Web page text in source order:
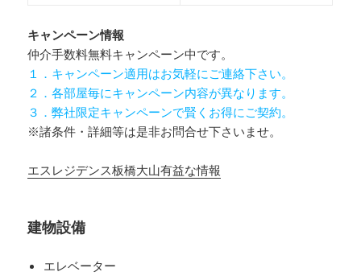
キャンペーン情報
仲介手数料無料キャンペーン中です。
１．キャンペーン適用はお気軽にご連絡下さい。
２．各部屋毎にキャンペーン内容が異なります。
３．弊社限定キャンペーンで賢くお得にご契約。
※諸条件・詳細等は是非お問合せ下さいませ。
エスレジデンス板橋大山有益な情報
建物設備
エレベーター